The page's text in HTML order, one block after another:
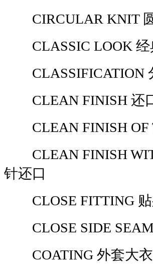
CIRCULAR KNIT
CLASSIC LOOK 经
CLASSIFICATION
CLEAN FINISH 还
CLEAN FINISH OF
CLEAN FINISH
针还口
CLOSE FITTING 贴
CLOSE SIDE
COATING 外套大衣